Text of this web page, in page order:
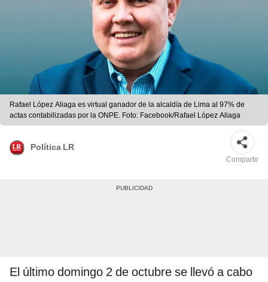
Rafael López Aliaga es virtual ganador de la alcaldía de Lima al 97% de
actas contabilizadas por la ONPE. Foto: Facebook/Rafael López Aliaga
Política LR
Compartir
El último domingo 2 de octubre se llevó a cabo